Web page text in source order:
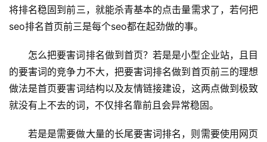
将排名稳固到前三，就能杀青基本的点击量需求了，若何把
seo排名首页前三是每个seo都在起劲做的事。
怎么把要害词排名做到首页？若是是小型企业站，且目
的要害词的竞争力不大，把要害词排名做到首页前三的理想
做法是首页要害词结构以及友情链接建设，这两点做到极致
就没有上不去的词，不仅排名靠前且会异常稳固。
若是是需要做大量的长尾要害词排名，则需要使用网页